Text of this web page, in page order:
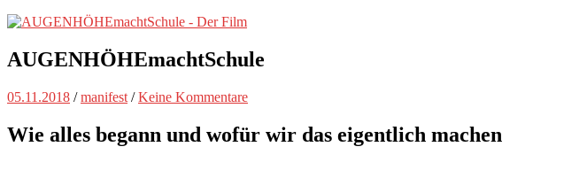
AUGENHÖHEmachtSchule
05.11.2018 /manifest /Keine Kommentare
Wie alles begann und wofür wir das eigentlich machen